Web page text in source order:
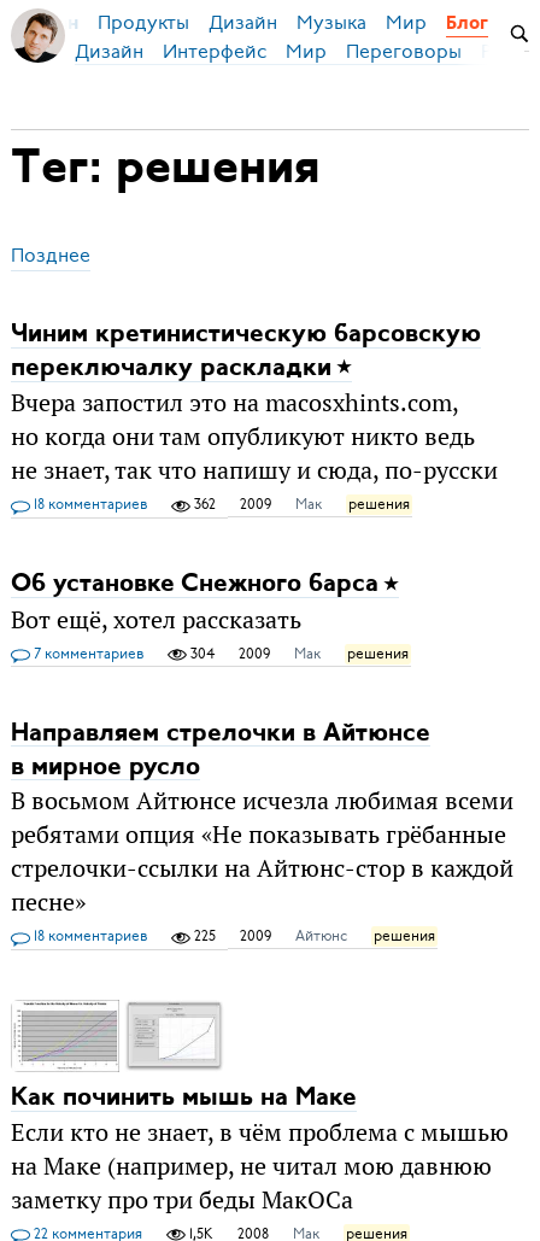
Бирман Продукты Дизайн Музыка Мир Блог
Дизайн Интерфейс Мир Переговоры
Тег: решения
Позднее
Чиним кретинистическую барсовскую
переключалку раскладки
Вчера запостил это на macosxhints.com,
но когда они там опубликуют никто ведь
не знает, так что напишу и сюда, по-русски
18 комментариев 362 2009 Мак решения
Об установке Снежного барса
Вот ещё, хотел рассказать
7 комментариев 304 2009 Мак решения
Направляем стрелочки в Айтюнсе
в мирное русло
В восьмом Айтюнсе исчезла любимая всеми
ребятами опция «Не показывать грёбанные
стрелочки-ссылки на Айтюнс-стор в каждой
песне»
18 комментариев 225 2009 Айтюнс решения
Как починить мышь на Маке
Если кто не знает, в чём проблема с мышью
на Маке (например, не читал мою давнюю
заметку про три беды МакОСа
22 комментария 1,5K 2008 Мак решения